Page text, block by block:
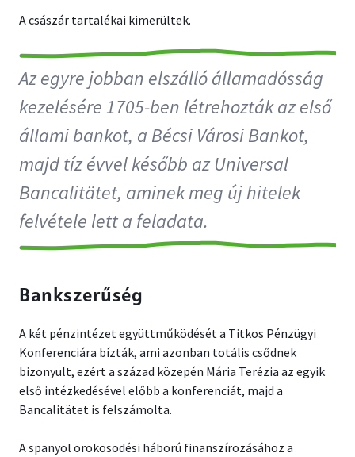
A császár tartalékai kimerültek.
Az egyre jobban elszálló államadósság
kezelésére 1705-ben létrehozták az első
állami bankot, a Bécsi Városi Bankot,
majd tíz évvel később az Universal
Bancalitätet, aminek meg új hitelek
felvétele lett a feladata.
Bankszerűség
A két pénzintézet együttműködését a Titkos Pénzügyi
Konferenciára bízták, ami azonban totális csődnek
bizonyult, ezért a század közepén Mária Terézia az egyik
első intézkedésével előbb a konferenciát, majd a
Bancalitätet is felszámolta.
A spanyol örökösödési háború finanszírozásához a